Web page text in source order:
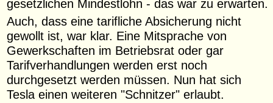
gesetzlichen Mindestlohn - das war zu erwarten.
Auch, dass eine tarifliche Absicherung nicht
gewollt ist, war klar. Eine Mitsprache von
Gewerkschaften im Betriebsrat oder gar
Tarifverhandlungen werden erst noch
durchgesetzt werden müssen. Nun hat sich
Tesla einen weiteren "Schnitzer" erlaubt.